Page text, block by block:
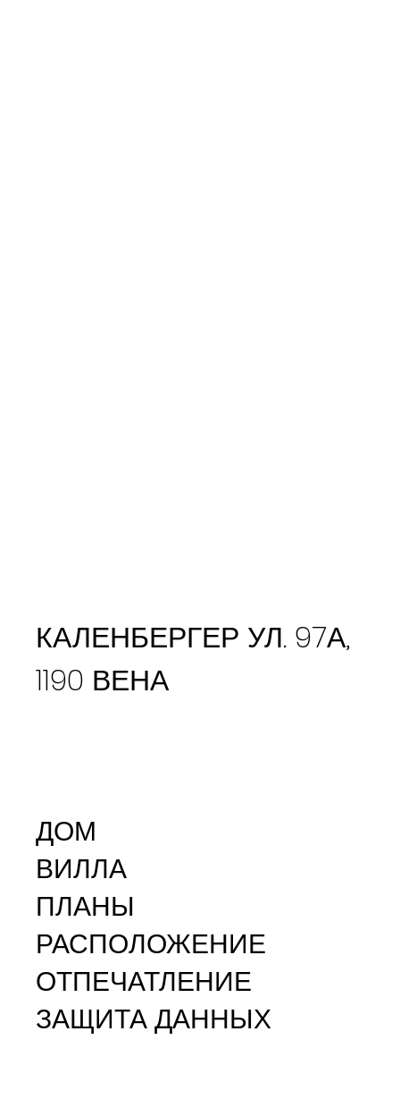
КАЛЕНБЕРГЕР УЛ. 97А,
1190 ВЕНА
ДОМ
ВИЛЛА
ПЛАНЫ
РАСПОЛОЖЕНИЕ
ОТПЕЧАТЛЕНИЕ
ЗАЩИТА ДАННЫХ